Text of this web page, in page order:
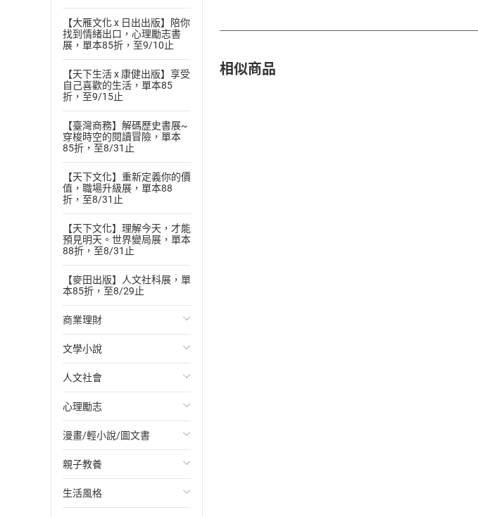
【大雁文化 x 日出出版】陪你
找到情緒出口，心理勵志書
展，單本85折，至9/10止
【天下生活 x 康健出版】享受
自己喜歡的生活，單本85
折，至9/15止
【臺灣商務】解碼歷史書展~
穿梭時空的閱讀冒險，單本
85折，至8/31止
【天下文化】重新定義你的價
值，職場升級展，單本88
折，至8/31止
【天下文化】理解今天，才能
預見明天。世界變局展，單本
88折，至8/31止
【麥田出版】人文社科展，單
本85折，至8/29止
商業理財
投資理財
經濟/趨勢
財務/金融
管理/領導
職場工作術
成功法
文學小說
歐美文學
日本文學
韓國文學
華文文學
經典文學
人文社會
國際關係
政治
社會科學
台灣/中國歷史
心理勵志
心靈成長/情緒
人際關係
兩性關係
漫畫/輕小說/圖文書
輕小說
奇幻/科幻
親子教養
教育現場
生活風格
相似商品